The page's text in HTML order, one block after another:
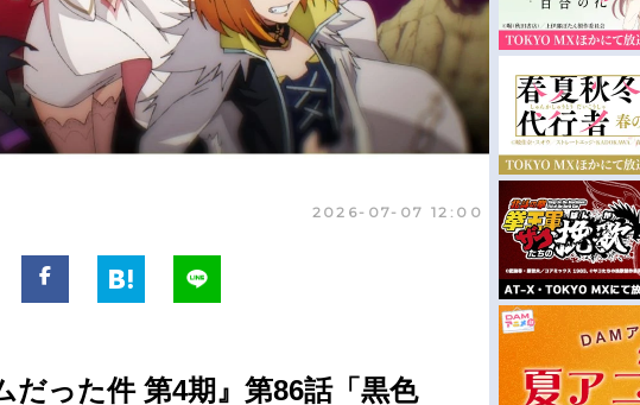
2026-07-07 12:00
だった件 第4期』第86話「黒色